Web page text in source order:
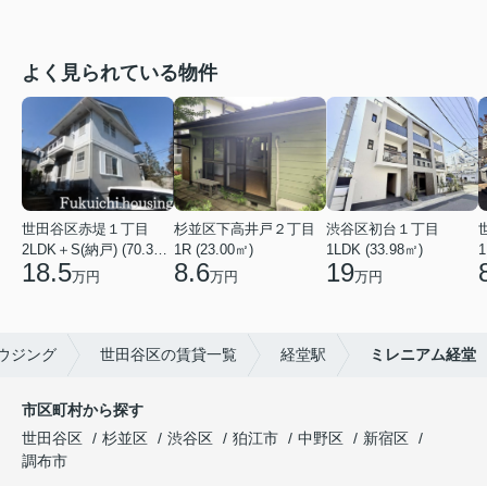
よく見られている物件
世田谷区赤堤１丁目
2LDK＋S(納戸) (70.38㎡)
18.5万円
杉並区下高井戸２丁目
1R (23.00㎡)
8.6万円
渋谷区初台１丁目
1LDK (33.98㎡)
19万円
ジング 世田谷区の賃貸一覧 経堂駅 ミレニアム経堂
市区町村から探す
世田谷区
杉並区 渋谷区 狛江市 中野区
新宿区
調布市